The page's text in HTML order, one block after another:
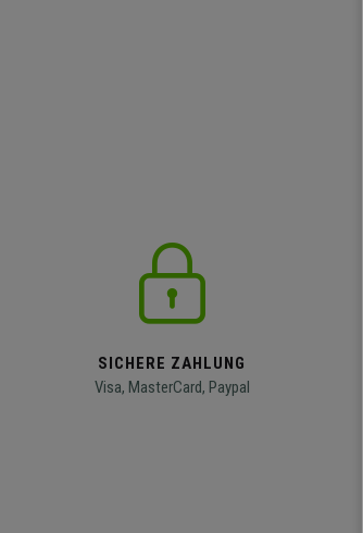
SICHERE ZAHLUNG
Visa, MasterCard, Paypal